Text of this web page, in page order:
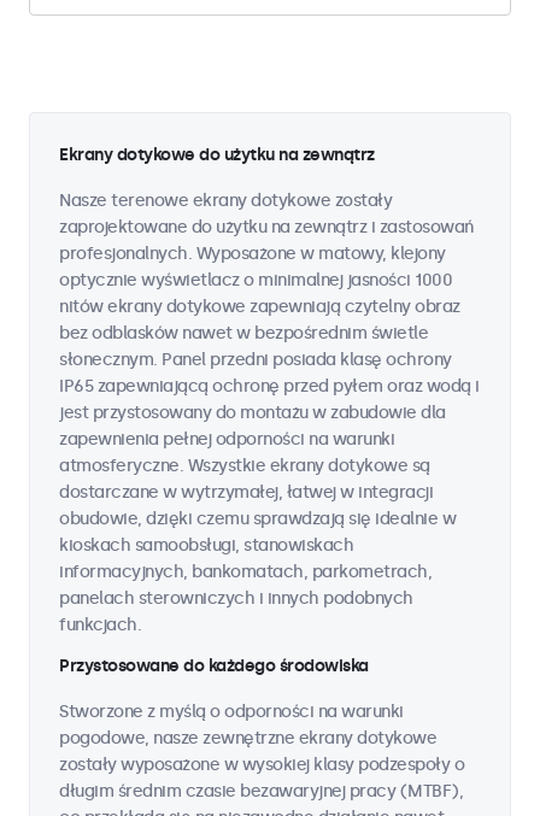
Ekrany dotykowe do użytku na zewnątrz
Nasze terenowe ekrany dotykowe zostały
zaprojektowane do użytku na zewnątrz i zastosowań
profesjonalnych. Wyposażone w matowy, klejony
optycznie wyświetlacz o minimalnej jasności 1000
nitów ekrany dotykowe zapewniają czytelny obraz
bez odblasków nawet w bezpośrednim świetle
słonecznym. Panel przedni posiada klasę ochrony
IP65 zapewniającą ochronę przed pyłem oraz wodą i
jest przystosowany do montażu w zabudowie dla
zapewnienia pełnej odporności na warunki
atmosferyczne. Wszystkie ekrany dotykowe są
dostarczane w wytrzymałej, łatwej w integracji
obudowie, dzięki czemu sprawdzają się idealnie w
kioskach samoobsługi, stanowiskach
informacyjnych, bankomatach, parkometrach,
panelach sterowniczych i innych podobnych
funkcjach.
Przystosowane do każdego środowiska
Stworzone z myślą o odporności na warunki
pogodowe, nasze zewnętrzne ekrany dotykowe
zostały wyposażone w wysokiej klasy podzespoły o
długim średnim czasie bezawaryjnej pracy (MTBF),